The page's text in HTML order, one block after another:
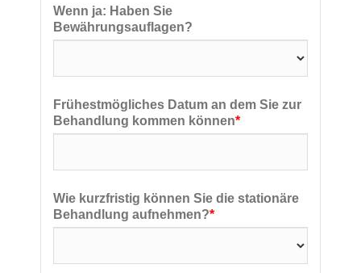
Wenn ja: Haben Sie
Bewährungsauflagen?
Frühestmögliches Datum an dem Sie zur
Behandlung kommen können*
Wie kurzfristig können Sie die stationäre
Behandlung aufnehmen?*